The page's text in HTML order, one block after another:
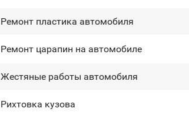
Ремонт пластика автомобиля
Ремонт царапин на автомобиле
Жестяные работы автомобиля
Рихтовка кузова